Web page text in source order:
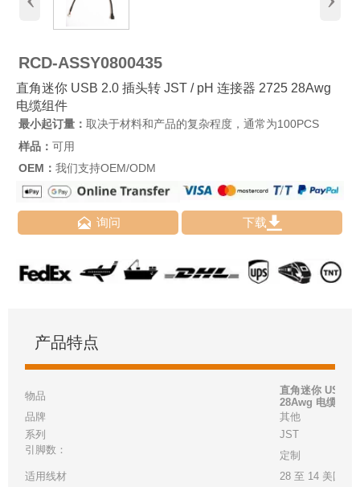
RCD-ASSY0800435
直角迷你 USB 2.0 插头转 JST / pH 连接器 2725 28Awg
电缆组件
最小起订量： 取决于材料和产品的复杂程度，通常为100PCS
样品： 可用
OEM： 我们支持OEM/ODM
 询问 下载
产品特点
物品
直角迷你 USB
28Awg 电缆组件
品牌
其他
系列
JST
引脚数：
定制
适用线材
28 至 14 美国线